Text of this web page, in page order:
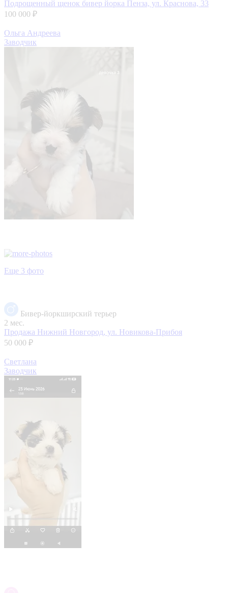
Подрощенный щенок бивер йорка Пенза, ул. Краснова, 33
100 000 ₽
Ольга Андреева
Заводчик
Еще 3 фото
Бивер-йоркширский терьер
2 мес.
Продажа Нижний Новгород, ул. Новикова-Прибоя
50 000 ₽
Светлана
Заводчик